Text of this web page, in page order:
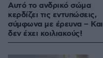
Αυτό το ανδρικό σώμα
κερδίζει τις εντυπώσεις,
σύμφωνα με έρευνα – Και
δεν έχει κοιλιακούς!